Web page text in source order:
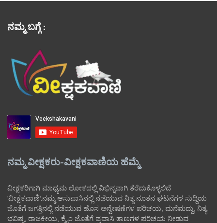
ನಮ್ಮ ಬಗ್ಗೆ :
ನಮ್ಮ ವೀಕ್ಷಕರು-ವೀಕ್ಷಕವಾಣಿಯ ಹೆಮ್ಮೆ
ವೀಕ್ಷಕರಿಗಾಗಿ ಮಾಧ್ಯಮ ಲೋಕದಲ್ಲಿ ವಿಭಿನ್ನವಾಗಿ ತೆರೆದುಕೊಳ್ಳಲಿದೆ
'ವೀಕ್ಷಕವಾಣಿ'.ನಮ್ಮ ಆಸುಪಾಸಿನಲ್ಲಿ ನಡೆಯುವ ನಿತ್ಯ ನೂತನ ಘಟನೆಗಳ ಸುದ್ದಿಯ
ಜೊತೆಗೆ ಜಗತ್ತಿನಲ್ಲಿ ನಡೆಯುವ ಹೊಸ ಅನ್ವೇಷಣೆಗಳ ಪರಿಚಯ, ಮನೆಮದ್ದು, ನಿತ್ಯ
ಭವಿಷ್ಯ, ರಾಜಕೀಯ, ಕ್ರೈಂ ಜೊತೆಗೆ ಪ್ರವಾಸಿ ತಾಣಗಳ ಪರಿಚಯ ನೀಡುವ